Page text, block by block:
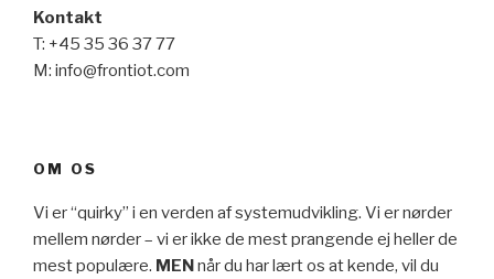
Kontakt
T: +45 35 36 37 77
M: info@frontiot.com
OM OS
Vi er “quirky” i en verden af systemudvikling. Vi er nørder
mellem nørder – vi er ikke de mest prangende ej heller de
mest populære. MENnår du har lært os at kende, vil du